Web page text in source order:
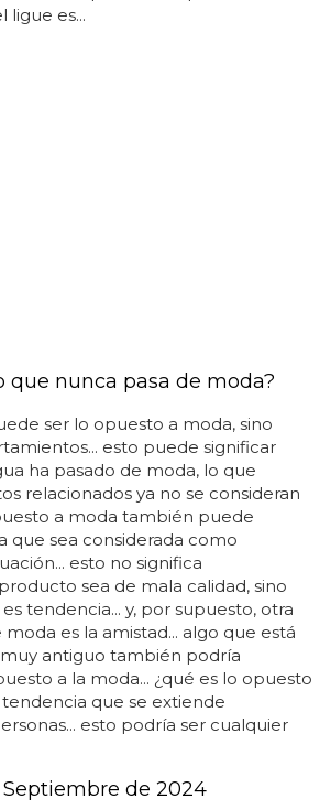
ligue es...
que nunca pasa de moda?
ser lo opuesto a moda, sino
esto puede significar
ha pasado de moda, lo que
relacionados ya no se consideran
a moda también puede
que sea considerada como
esto no significa
sea de mala calidad, sino
tendencia... y, por supuesto, otra
es la amistad... algo que está
antiguo también podría
a la moda... ¿qué es lo opuesto
que se extiende
esto podría ser cualquier
de 2024